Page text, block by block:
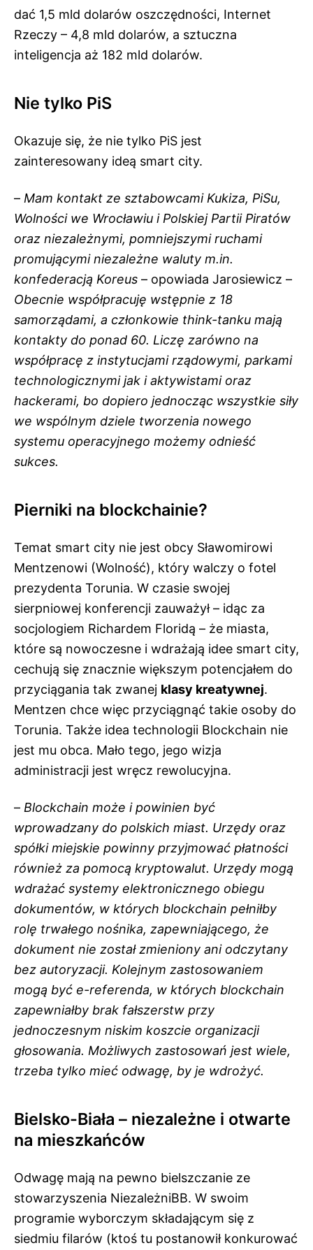
dać 1,5 mld dolarów oszczędności, Internet
Rzeczy – 4,8 mld dolarów, a sztuczna
inteligencja aż 182 mld dolarów.
Nie tylko PiS
Okazuje się, że nie tylko PiS jest
zainteresowany ideą smart city.
– Mam kontakt ze sztabowcami Kukiza, PiSu,
Wolności we Wrocławiu i Polskiej Partii Piratów
oraz niezależnymi, pomniejszymi ruchami
promującymi niezależne waluty m.in.
konfederacją Koreus – opowiada Jarosiewicz –
Obecnie współpracuję wstępnie z 18
samorządami, a członkowie think-tanku mają
kontakty do ponad 60. Liczę zarówno na
współpracę z instytucjami rządowymi, parkami
technologicznymi jak i aktywistami oraz
hackerami, bo dopiero jednocząc wszystkie siły
we wspólnym dziele tworzenia nowego
systemu operacyjnego możemy odnieść
sukces.
Pierniki na blockchainie?
Temat smart city nie jest obcy Sławomirowi
Mentzenowi (Wolność), który walczy o fotel
prezydenta Torunia. W czasie swojej
sierpniowej konferencji zauważył – idąc za
socjologiem Richardem Floridą – że miasta,
które są nowoczesne i wdrażają idee smart city,
cechują się znacznie większym potencjałem do
przyciągania tak zwanej klasy kreatywnej.
Mentzen chce więc przyciągnąć takie osoby do
Torunia. Także idea technologii Blockchain nie
jest mu obca. Mało tego, jego wizja
administracji jest wręcz rewolucyjna.
– Blockchain może i powinien być
wprowadzany do polskich miast. Urzędy oraz
spółki miejskie powinny przyjmować płatności
również za pomocą kryptowalut. Urzędy mogą
wdrażać systemy elektronicznego obiegu
dokumentów, w których blockchain pełniłby
rolę trwałego nośnika, zapewniającego, że
dokument nie został zmieniony ani odczytany
bez autoryzacji. Kolejnym zastosowaniem
mogą być e-referenda, w których blockchain
zapewniałby brak fałszerstw przy
jednoczesnym niskim koszcie organizacji
głosowania. Możliwych zastosowań jest wiele,
trzeba tylko mieć odwagę, by je wdrożyć.
Bielsko-Biała – niezależne i otwarte
na mieszkańców
Odwagę mają na pewno bielszczanie ze
stowarzyszenia NiezależniBB. W swoim
programie wyborczym składającym się z
siedmiu filarów (ktoś tu postanowił konkurować